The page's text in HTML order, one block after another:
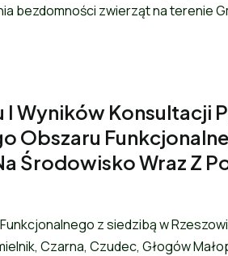
bezdomności zwierząt na terenie
Wyników Konsultacji
Obszaru
Środowisko Wraz Z
z siedzibą w
Czarna, Czudec, Głogów